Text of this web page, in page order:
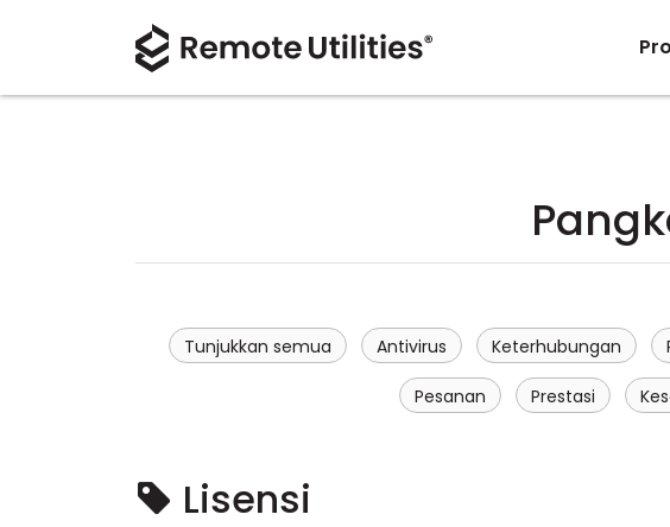
Tunjukkan semua Antivirus Keterhubungan
Pesanan Prestasi
Lisensi